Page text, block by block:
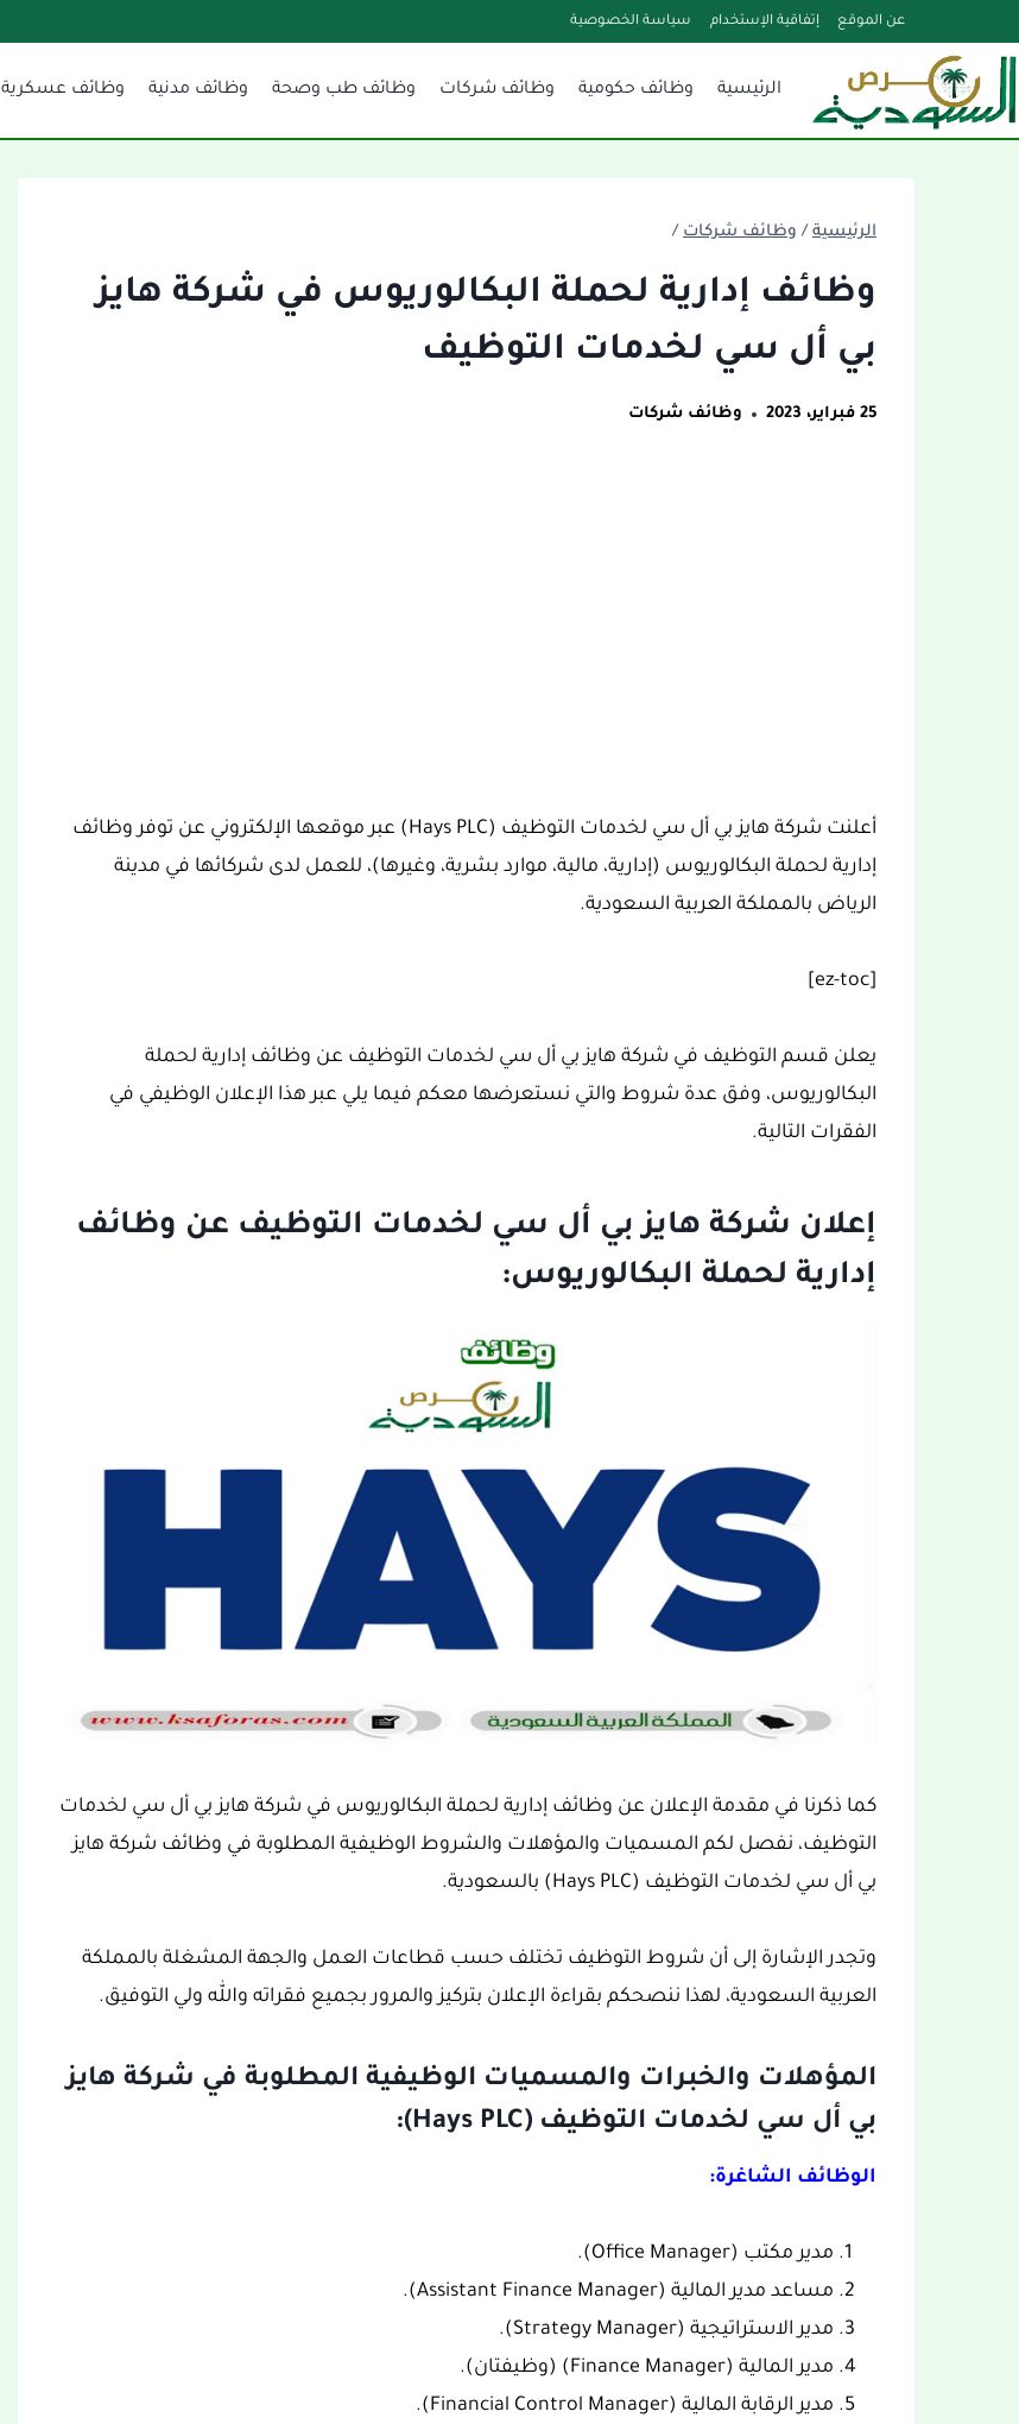
إلى
المحتوى
عن الموقع إتفاقية الإستخدام سياسة الخصوصية
الرئيسية وظائف حكومية وظائف شركات وظائف طب وصحة وظائف مدنية وظائف عسكرية
الرئيسية / وظائف شركات /
وظائف إدارية لحملة البكالوريوس في شركة هايز
بي أل سي لخدمات التوظيف
25 فبراير، 2023 وظائف شركات
أعلنت شركة هايز بي أل سي لخدمات التوظيف (Hays PLC) عبر موقعها الإلكتروني عن توفر وظائف
إدارية لحملة البكالوريوس (إدارية، مالية، موارد بشرية، وغيرها)، للعمل لدى شركائها في مدينة
الرياض بالمملكة العربية السعودية.
[ez-toc]
يعلن قسم التوظيف في شركة هايز بي أل سي لخدمات التوظيف عن وظائف إدارية لحملة
البكالوريوس، وفق عدة شروط والتي نستعرضها معكم فيما يلي عبر هذا الإعلان الوظيفي في
الفقرات التالية.
إعلان شركة هايز بي أل سي لخدمات التوظيف عن وظائف
إدارية لحملة البكالوريوس:
كما ذكرنا في مقدمة الإعلان عن وظائف إدارية لحملة البكالوريوس في شركة هايز بي أل سي لخدمات
التوظيف، نفصل لكم المسميات والمؤهلات والشروط الوظيفية المطلوبة في وظائف شركة هايز
بي أل سي لخدمات التوظيف (Hays PLC) بالسعودية.
وتجدر الإشارة إلى أن شروط التوظيف تختلف حسب قطاعات العمل والجهة المشغلة بالمملكة
العربية السعودية، لهذا ننصحكم بقراءة الإعلان بتركيز والمرور بجميع فقراته والله ولي التوفيق.
المؤهلات والخبرات والمسميات الوظيفية المطلوبة في شركة هايز
بي أل سي لخدمات التوظيف (Hays PLC):
الوظائف الشاغرة:
مدير مكتب (Office Manager).
مساعد مدير المالية (Assistant Finance Manager).
مدير الاستراتيجية (Strategy Manager).
مدير المالية (Finance Manager) (وظيفتان).
مدير الرقابة المالية (Financial Control Manager).